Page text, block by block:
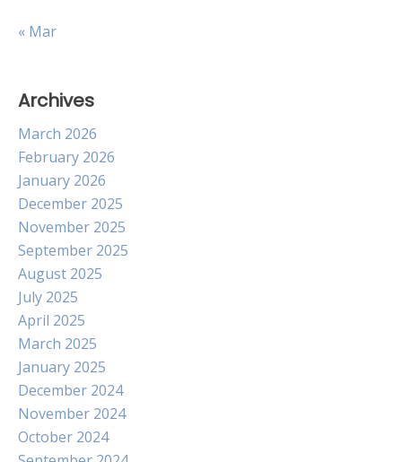
« Mar
Archives
March 2026
February 2026
January 2026
December 2025
November 2025
September 2025
August 2025
July 2025
April 2025
March 2025
January 2025
December 2024
November 2024
October 2024